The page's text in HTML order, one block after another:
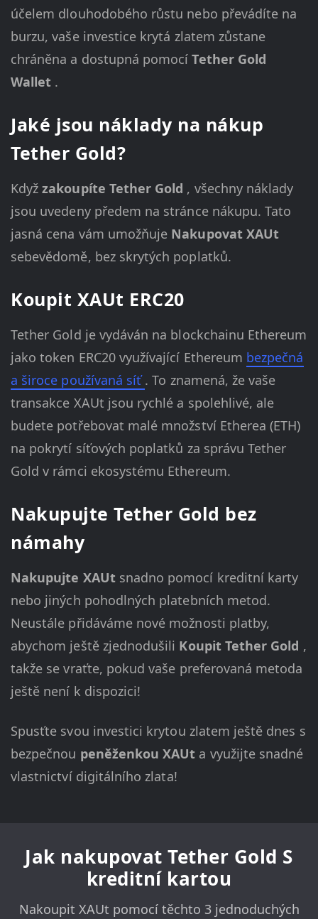
účelem dlouhodobého růstu nebo převádíte na
burzu, vaše investice krytá zlatem zůstane
chráněna a dostupná pomocíTether Gold
Wallet .
Jaké jsou náklady na nákup
Tether Gold?
Kdyžzakoupíte Tether Gold , všechny náklady
jsou uvedeny předem na stránce nákupu. Tato
jasná cena vám umožňuje Nakupovat XAUt
sebevědomě, bez skrytých poplatků.
Koupit XAUt ERC20
Tether Gold je vydáván na blockchainu Ethereum
jako token ERC20 využívající Ethereum bezpečná
a široce používaná síť. To znamená, že vaše
transakce XAUt jsou rychlé a spolehlivé, ale
budete potřebovat malé množství Etherea (ETH)
na pokrytí síťových poplatků za správu Tether
Gold v rámci ekosystému Ethereum.
Nakupujte Tether Gold bez
námahy
Nakupujte XAUt snadno pomocí kreditní karty
nebo jiných pohodlných platebních metod.
Neustále přidáváme nové možnosti platby,
abychom ještě zjednodušili Koupit Tether Gold ,
takže se vraťte, pokud vaše preferovaná metoda
ještě není k dispozici!
Spusťte svou investici krytou zlatem ještě dnes s
bezpečnou peněženkou XAUt a využijte snadné
vlastnictví digitálního zlata!
Jak nakupovat Tether Gold S
kreditní kartou
Nakoupit XAUt pomocí těchto 3 jednoduchých